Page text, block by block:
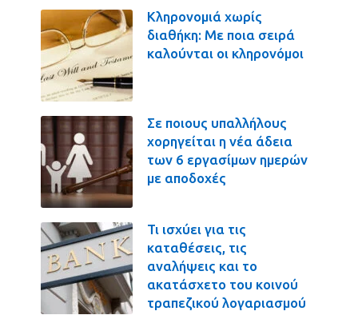
Κληρονομιά χωρίς
διαθήκη: Με ποια σειρά
καλούνται οι κληρονόμοι
Σε ποιους υπαλλήλους
χορηγείται η νέα άδεια
των 6 εργασίμων ημερών
με αποδοχές
Τι ισχύει για τις
καταθέσεις, τις
αναλήψεις και το
ακατάσχετο του κοινού
τραπεζικού λογαριασμού